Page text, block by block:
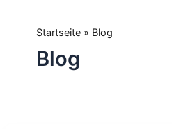
Anwendungen
Blog
Arabic
Startseite» Blog
Blog